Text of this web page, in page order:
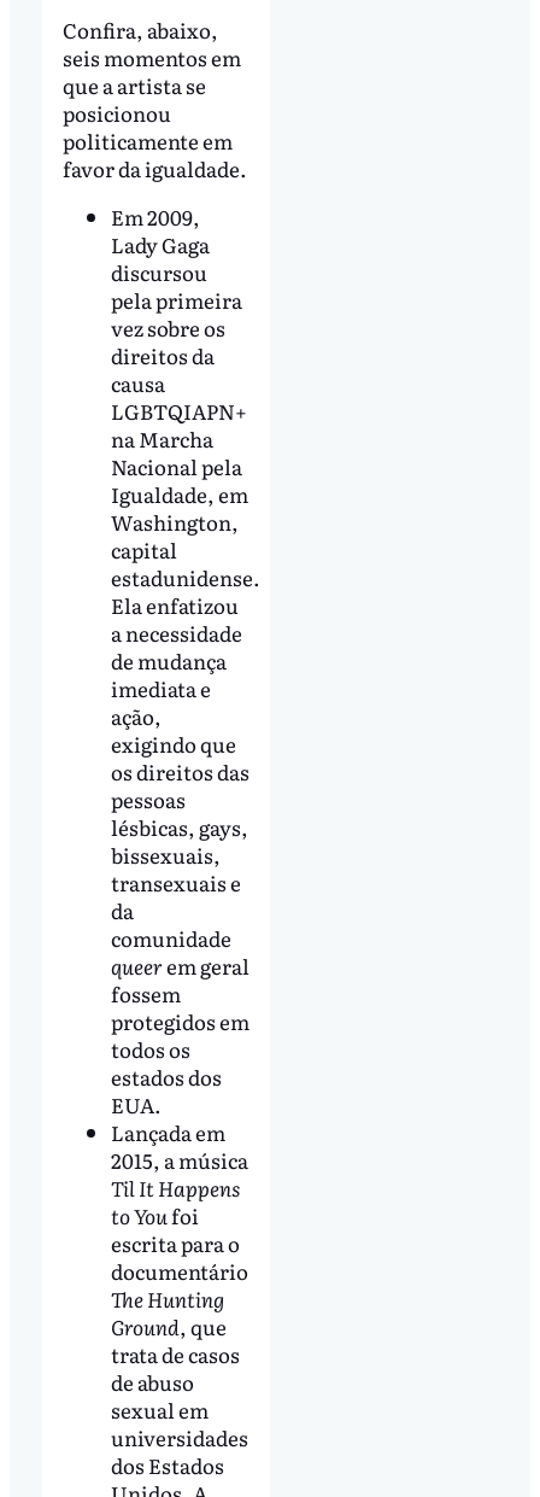
Confira, abaixo,
seis momentos em
que a artista se
posicionou
politicamente em
favor da igualdade.
Em 2009,
Lady Gaga
discursou
pela primeira
vez sobre os
direitos da
causa
LGBTQIAPN+
na Marcha
Nacional pela
Igualdade, em
Washington,
capital
estadunidense.
Ela enfatizou
a necessidade
de mudança
imediata e
ação,
exigindo que
os direitos das
pessoas
lésbicas, gays,
bissexuais,
transexuais e
da
comunidade
queerem geral
fossem
protegidos em
todos os
estados dos
EUA.
Lançada em
2015, a música
Til It Happens
to You foi
escrita para o
documentário
The Hunting
Ground, que
trata de casos
de abuso
sexual em
universidades
dos Estados